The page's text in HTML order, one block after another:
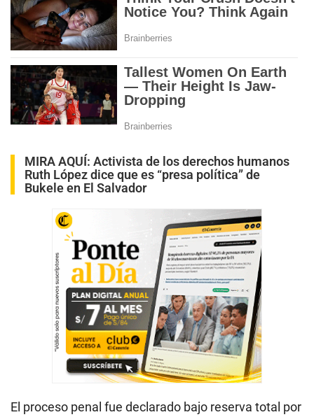
MIRA AQUÍ: Activista de los derechos humanos
Ruth López dice que es “presa política” de
Bukele en El Salvador
El proceso penal fue declarado bajo reserva total por